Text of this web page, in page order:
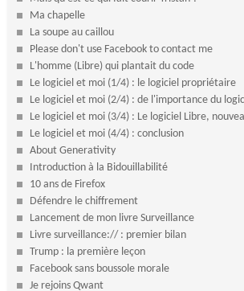
Ma chapelle
La soupe au caillou
Please don't use Facebook to contact me
L'homme (Libre) qui plantait du code
Le logiciel et moi (1/4) : le logiciel propriétaire
Le logiciel et moi (2/4) : de l'importance du
Le logiciel et moi (3/4) : Le logiciel Libre,
Le logiciel et moi (4/4) : conclusion
About Generativity
Introduction à la Bidouillabilité
10 ans de Firefox
Défendre le chiffrement
Lancement de mon livre Surveillance
Livre surveillance:// : premier bilan
Trump : la première leçon
Facebook sans boussole morale
Je rejoins Qwant